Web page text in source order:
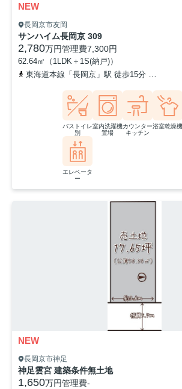
NEW
長岡京市友岡
サンハイム長岡京 309
2,780万円管理費7,300円
62.64㎡（1LDK＋1S(納戸)）
東海道本線「長岡京」駅 徒歩15分
バストイレ
別
室内洗濯機
置場
カウンター
キッチン
浴室乾燥機
エレベータ
ー
NEW
長岡京市神足
神足雲宮 建築条件無土地
1,650万円管理費-